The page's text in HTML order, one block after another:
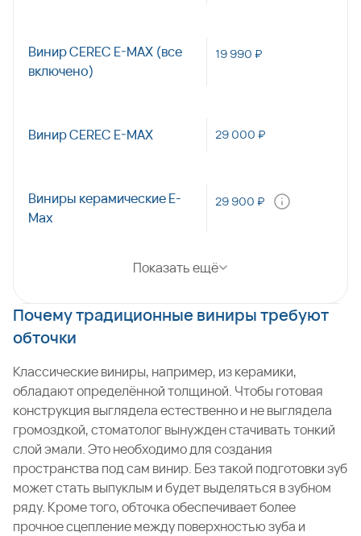
Винир CEREC E-MAX (все
включено)
19 990 ₽
Винир CEREC E-MAX 29 000 ₽
Виниры керамические E-
Max
29 900 ₽
Показать ещё
Почему традиционные виниры требуют
обточки
Классические виниры, например, из керамики,
обладают определённой толщиной. Чтобы готовая
конструкция выглядела естественно и не выглядела
громоздкой, стоматолог вынужден стачивать тонкий
слой эмали. Это необходимо для создания
пространства под сам винир. Без такой подготовки зуб
может стать выпуклым и будет выделяться в зубном
ряду. Кроме того, обточка обеспечивает более
прочное сцепление между поверхностью зуба и